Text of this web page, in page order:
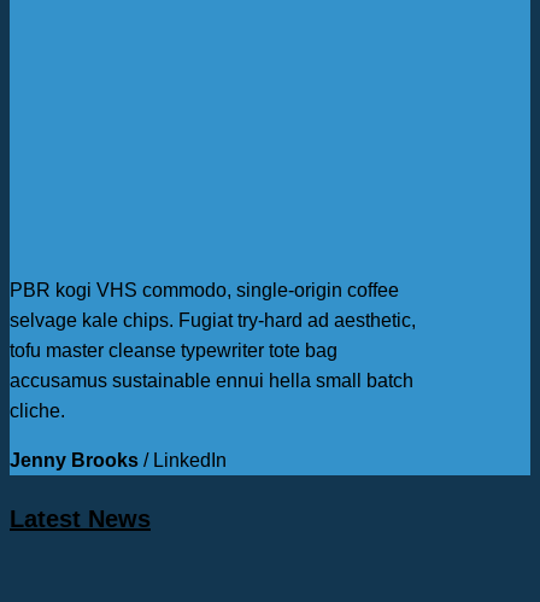
PBR kogi VHS commodo, single-origin coffee
selvage kale chips. Fugiat try-hard ad aesthetic,
tofu master cleanse typewriter tote bag
accusamus sustainable ennui hella small batch
cliche.
Jenny Brooks / LinkedIn
Latest News